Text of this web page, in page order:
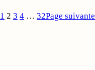
1 2 3 4 … 32Page suivante